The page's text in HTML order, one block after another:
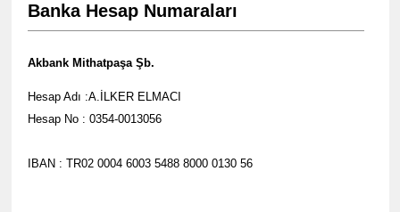
Banka Hesap Numaraları
Akbank Mithatpaşa Şb.
Hesap Adı :A.İLKER ELMACI
Hesap No : 0354-0013056
IBAN : TR02 0004 6003 5488 8000 0130 56